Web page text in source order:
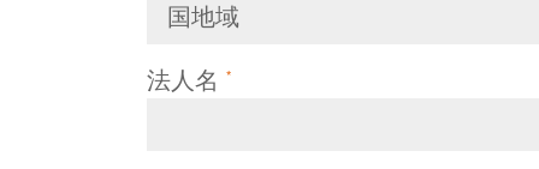
国地域
法人名 *